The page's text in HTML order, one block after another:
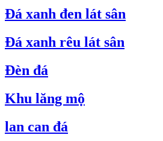
Đá xanh đen lát sân
Đá xanh rêu lát sân
Đèn đá
Khu lăng mộ
lan can đá